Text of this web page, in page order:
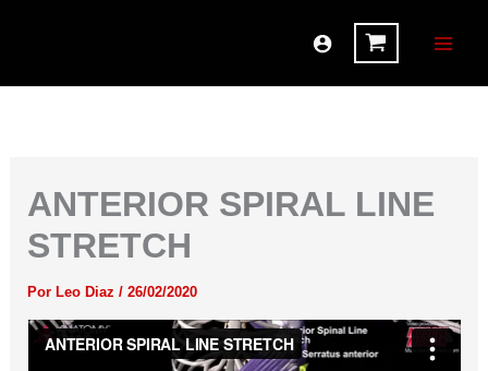
ANTERIOR SPIRAL LINE
STRETCH
Por Leo Diaz / 26/02/2020